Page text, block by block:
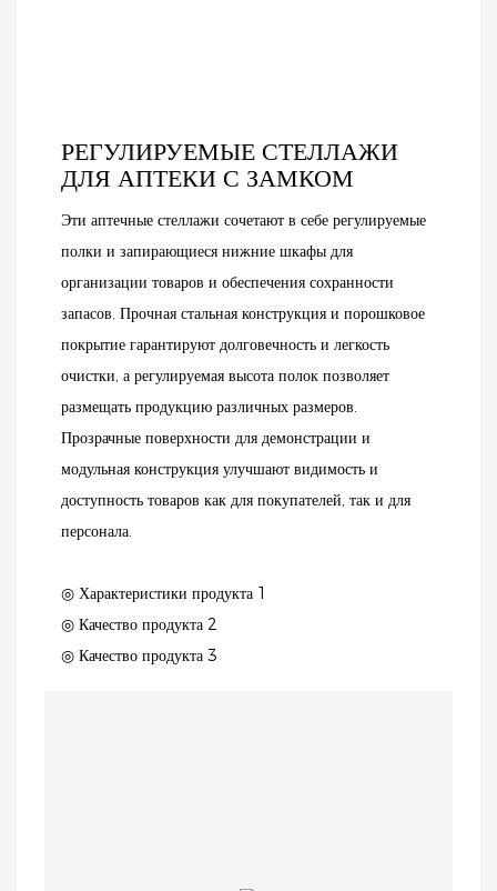
РЕГУЛИРУЕМЫЕ СТЕЛЛАЖИ
ДЛЯ АПТЕКИ С ЗАМКОМ
Эти аптечные стеллажи сочетают в себе регулируемые
полки и запирающиеся нижние шкафы для
организации товаров и обеспечения сохранности
запасов. Прочная стальная конструкция и порошковое
покрытие гарантируют долговечность и легкость
очистки, а регулируемая высота полок позволяет
размещать продукцию различных размеров.
Прозрачные поверхности для демонстрации и
модульная конструкция улучшают видимость и
доступность товаров как для покупателей, так и для
персонала.
◎ Характеристики продукта 1
◎ Качество продукта 2
◎ Качество продукта 3